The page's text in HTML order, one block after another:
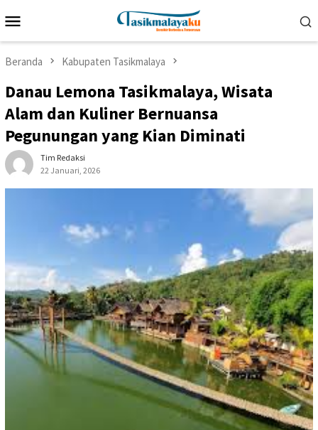
ke
Mobile
Beranda Kabupaten Tasikmalaya
Danau Lemona Tasikmalaya, Wisata
Alam dan Kuliner Bernuansa
Pegunungan yang Kian Diminati
Tim Redaksi
22 Januari, 2026